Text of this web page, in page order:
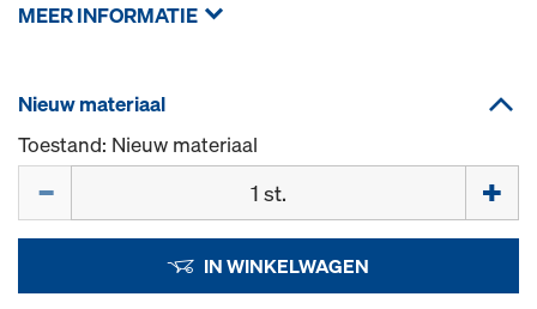
MEER INFORMATIE
Nieuw materiaal
Toestand: Nieuw materiaal
IN WINKELWAGEN